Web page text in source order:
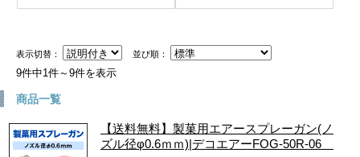
表示切替： 並び順：
9件中1件～9件を表示
商品一覧
【送料無料】製菓用エアースプレーガン(ノ
ズル径φ0.6ｍｍ)|デコエアーFOG-50R-06